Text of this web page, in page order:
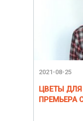
2021-08-25
ЦВЕТЫ
ПРЕМЬЕРА